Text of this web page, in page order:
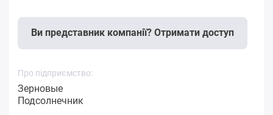
Ви представник компанії? Отримати доступ
Про підприємство:
Зерновые
Подсолнечник